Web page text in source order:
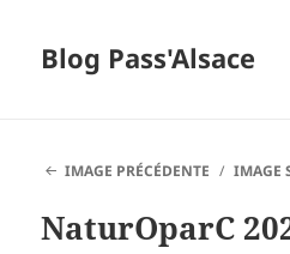
Blog Pass'Alsace
IMAGE PRÉCÉDENTE
IMAGE
NaturOparC